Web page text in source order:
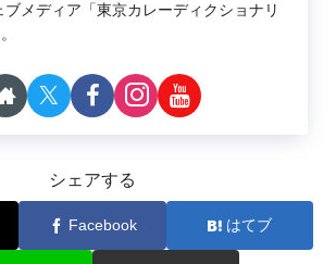
メディア「東京カレーディクショナリ
シェアする
Facebook はてブ